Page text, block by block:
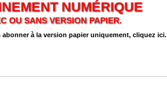
NUMÉRIQUE
OU SANS VERSION PAPIER.
abonner à la version papier uniquement, cliquez ici.